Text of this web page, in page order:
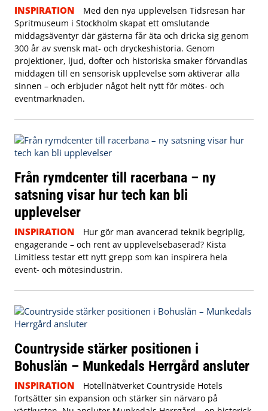
INSPIRATION
Med den nya upplevelsen Tidsresan har
Spritmuseum i Stockholm skapat ett omslutande
middagsäventyr där gästerna får äta och dricka sig genom
300 år av svensk mat- och dryckeshistoria. Genom
projektioner, ljud, dofter och historiska smaker förvandlas
middagen till en sensorisk upplevelse som aktiverar alla
sinnen – och erbjuder något helt nytt för mötes- och
eventmarknaden.
Från rymdcenter till racerbana – ny
satsning visar hur tech kan bli
upplevelser
INSPIRATION
Hur gör man avancerad teknik begriplig,
engagerande – och rent av upplevelsebaserad? Kista
Limitless testar ett nytt grepp som kan inspirera hela
event- och mötesindustrin.
Countryside stärker positionen i
Bohuslän – Munkedals Herrgård ansluter
INSPIRATION
Hotellnätverket Countryside Hotels
fortsätter sin expansion och stärker sin närvaro på